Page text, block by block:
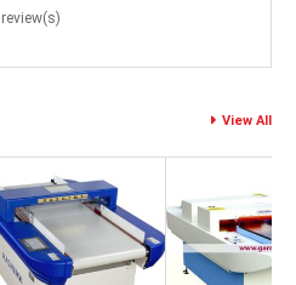
View All